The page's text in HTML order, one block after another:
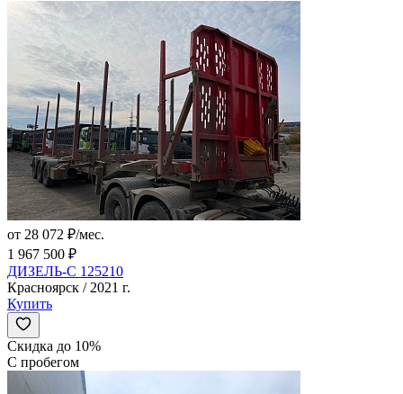
от 28 072 ₽/мес.
1 967 500 ₽
ДИЗЕЛЬ-С 125210
Красноярск / 2021 г.
Купить
Скидка до 10%
С пробегом